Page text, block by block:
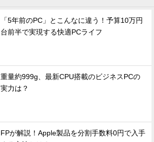
「5年前のPC」とこんなに違う！予算10万円
台前半で実現する快適PCライフ
重量約999g、最新CPU搭載のビジネスPCの
実力は？
FPが解説！Apple製品を分割手数料0円で入手